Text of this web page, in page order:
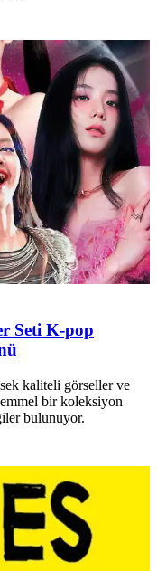
Seti K-pop
kaliteli görseller ve
bir koleksiyon
bulunuyor.